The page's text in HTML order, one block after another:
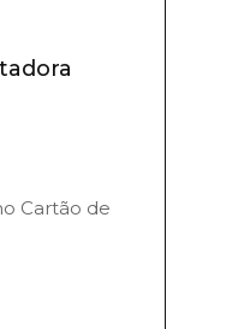
Cartão de